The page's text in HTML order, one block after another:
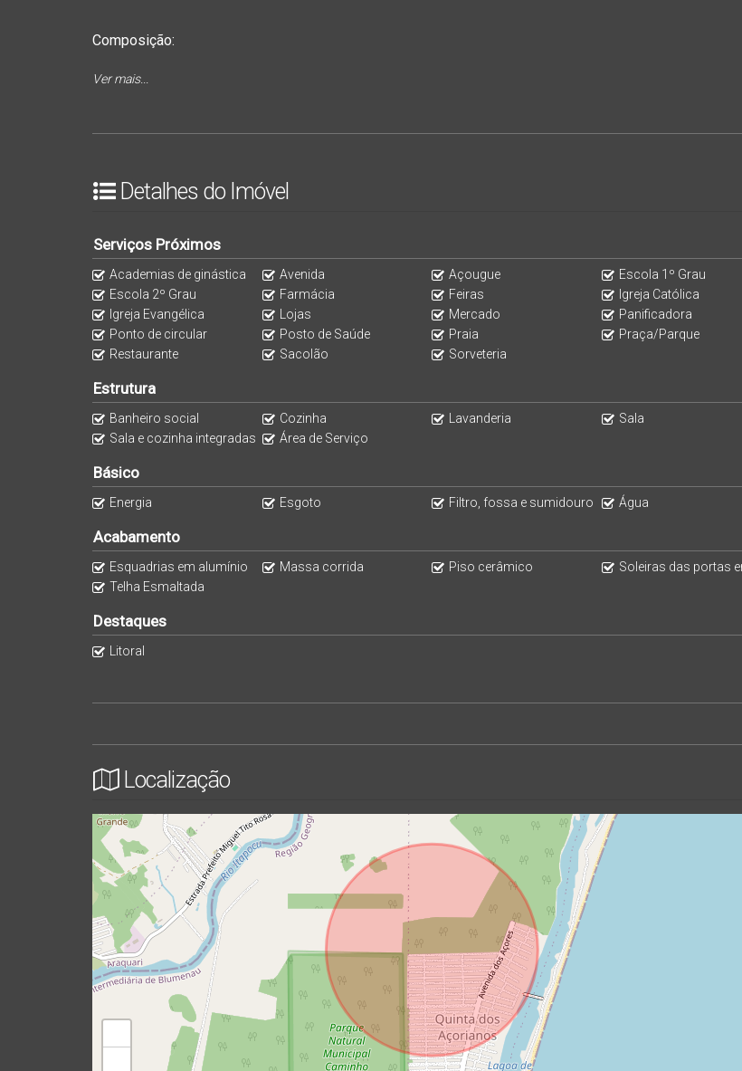
Composição:
Sala e cozinha integradas.
1 banheiro social.
Vaga de garagem.
Ver mais...
Detalhes do Imóvel
Serviços Próximos
Academias de ginástica Avenida Açougue
Escola 1º Grau
Escola 2º Grau
Farmácia Feiras
Igreja Católica
Igreja Evangélica
Lojas Mercado
Panificadora
Ponto de circular
Posto de Saúde Praia
Praça/Parque
Restaurante
Sacolão Sorveteria
Estrutura
Banheiro social Cozinha Lavanderia
Sala
Sala e cozinha integradas
Área de Serviço
Básico
Energia Esgoto Filtro, fossa e sumidouro Água
Acabamento
Esquadrias em alumínio Massa corrida Piso cerâmico
Soleiras das portas em
Telha Esmaltada
Destaques
Litoral
Localização